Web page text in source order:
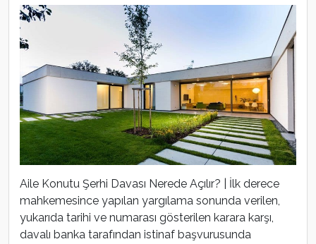
Aile Konutu Şerhi Davası Nerede Açılır? | İlk derece
mahkemesince yapılan yargılama sonunda verilen,
yukarıda tarihi ve numarası gösterilen karara karşı,
davalı banka tarafından istinaf başvurusunda